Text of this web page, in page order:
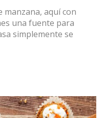
manzana, aquí con
una fuente para
simplemente se